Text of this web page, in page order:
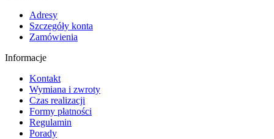
Adresy
Szczegóły konta
Zamówienia
Informacje
Kontakt
Wymiana i zwroty
Czas realizacji
Formy płatności
Regulamin
Porady